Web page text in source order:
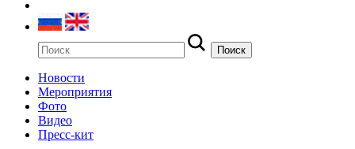
Новости
Мероприятия
Фото
Видео
Пресс-кит